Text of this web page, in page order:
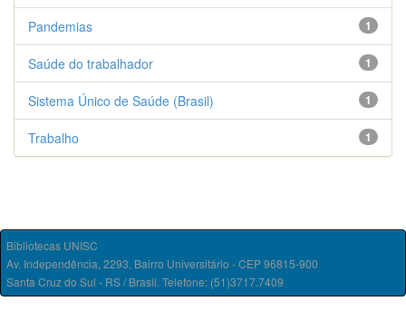
1
Pandemias
1
Saúde do trabalhador
1
Sistema Único de Saúde (Brasil)
1
Trabalho
Bibliotecas UNISC
Av. Independência, 2293, Bairro Universitário - CEP 96815-900
Santa Cruz do Sul - RS / Brasil. Telefone: (51)3717.7409